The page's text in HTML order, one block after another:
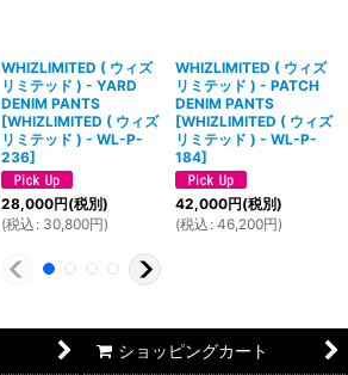
WHIZLIMITED ( ウィズ
リミテッド ) - YARD
DENIM PANTS
[WHIZLIMITED ( ウィズ
リミテッド ) - WL-P-
236]
28,000円(税別)
(税込 : 30,800円)
WHIZLIMITED ( ウィズ
リミテッド ) - PATCH
DENIM PANTS
[WHIZLIMITED ( ウィズ
リミテッド ) - WL-P-
184]
42,000円(税別)
(税込 : 46,200円)
ショッピングカート